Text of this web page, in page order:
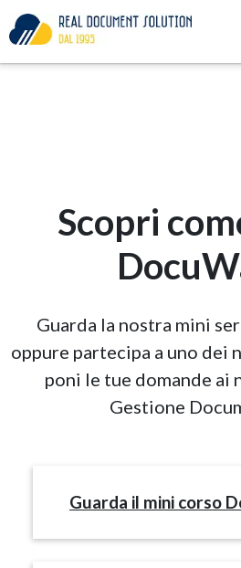
Scopri
Guarda la nostra mini
oppure partecipa a uno dei
poni le tue domande ai
Gestione
Guarda il mini corso